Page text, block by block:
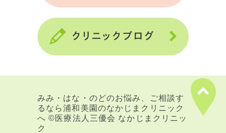
みみ・はな・のどのお悩み、ご相談す
るなら浦和美園のなかじまクリニック
へ ©医療法人三優会 なかじまクリニッ
ク